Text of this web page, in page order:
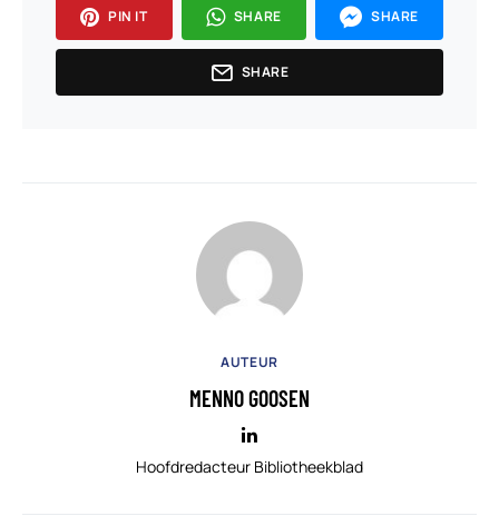
PIN IT SHARE SHARE
SHARE
AUTEUR
MENNO GOOSEN
Hoofdredacteur Bibliotheekblad